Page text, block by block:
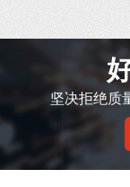
坚决拒绝质